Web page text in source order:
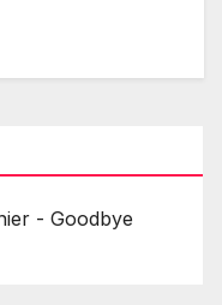
- Goodbye